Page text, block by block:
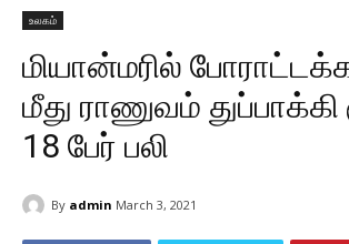
உலகம்
மியான்மரில்
மீது ராணுவம் துப்பாக்கி
18 பேர் பலி
By admin March 3, 2021